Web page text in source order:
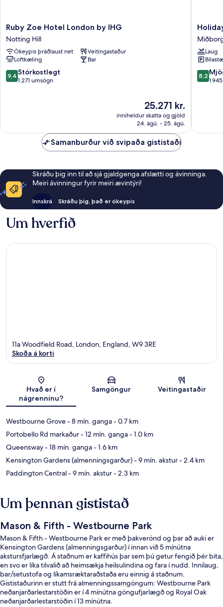
Ruby
Zoe
Hotel
London
by
IHG
Notting
Ruby Zoe Hotel London by IHG
Notting Hill
Ókeypis þráðlaust net
Veitingastaður
Loftkæling
Bar
9.4
af
9,4 Stórkostlegt
1.271 umsögn
Verðið
er
25.271 kr.
25.271 kr.
inniheldur skatta og gjöld
24. ágú. - 25. ágú.
Holiday
Inn
London
-
High
St.
Laug
8.2
af
8,2
Samanburður við svipaða gististaði
Skráðu þig inn til að sjá gjaldgenga afslætti og ávinninga.
Meiri ávinningur fyrir meiri ævintýri!
Innskrá Skráðu þig, það er ókeypis
Um hverfið
Kort
11a Woodfield Road, London, England, W9 3RE
Skoða á korti
Hvað er í
nágrenninu?
Samgöngur Veitingastaðir
Westbourne Grove- 8 mín. ganga- 0.7 km
Portobello Rd markaður- 12 mín. ganga- 1.0 km
Queensway- 18 mín. ganga- 1.6 km
Kensington Gardens (almenningsgarður)- 9 mín. akstur- 2.4 km
Paddington Central- 9 mín. akstur- 2.3 km
Um þennan gististað
Mason & Fifth - Westbourne Park
Mason & Fifth - Westbourne Park er með þakverönd og þar að auki er
Kensington Gardens (almenningsgarður) í innan við 5 mínútna
akstursfjarlægð. Á staðnum er kaffihús þar sem þú getur fengið þér bita,
en svo er líka tilvalið að heimsækja heilsulindina og fara í nudd. Innilaug,
bar/setustofa og líkamsræktaraðstaða eru einnig á staðnum.
Gististaðurinn er stutt frá almenningssamgöngum: Westbourne Park
neðanjarðarlestarstöðin er í 4 mínútna göngufjarlægð og Royal Oak
neðanjarðarlestarstöðin í 13 mínútna.